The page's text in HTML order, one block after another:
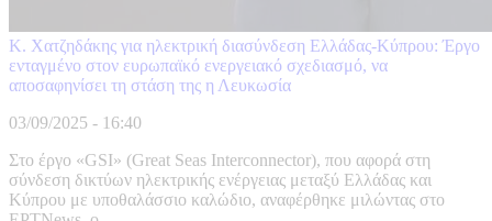
Κ. Χατζηδάκης για ηλεκτρική διασύνδεση Ελλάδας-Κύπρου: Έργο
ενταγμένο στον ευρωπαϊκό ενεργειακό σχεδιασμό, να
αποσαφηνίσει τη στάση της η Λευκωσία
03/09/2025 - 16:40
Στο έργο «GSI» (Great Seas Interconnector), που αφορά στη
σύνδεση δικτύων ηλεκτρικής ενέργειας μεταξύ Ελλάδας και
Κύπρου με υποθαλάσσιο καλώδιο, αναφέρθηκε μιλώντας στο